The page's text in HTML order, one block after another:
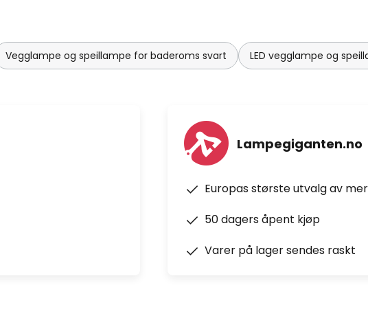
Vegglampe og speillampe for baderoms svart LED vegglampe og
Lampegiganten.no
Europas største utvalg av
50 dagers åpent kjøp
Varer på lager sendes raskt